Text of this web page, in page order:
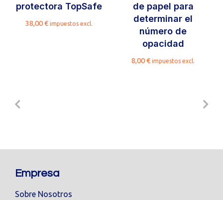
protectora TopSafe
38,00€ impuestos excl.
de papel para
determinar el
número de
opacidad
8,00€ impuestos excl.
Empresa
Sobre Nosotros